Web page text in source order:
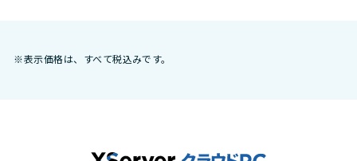
※表示価格は、すべて税込みです。